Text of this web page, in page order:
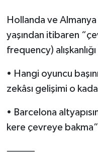
Hollanda ve
yaşından itibaren
frequency) alışkanlığı
• Hangi oyuncu
zekâsı gelişimi o
• Barcelona
kere çevreye bakma”
⸻